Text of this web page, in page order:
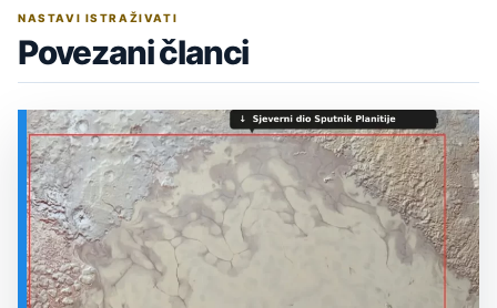
NASTAVI ISTRAŽIVATI
Povezani članci